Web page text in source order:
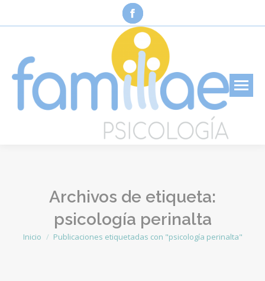
Facebook
page
opens
in
new
Archivos de etiqueta:
psicología perinalta
Estás aquí:
Inicio Publicaciones etiquetadas con "psicología perinalta"